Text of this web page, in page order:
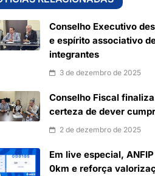
Conselho Executivo
e espírito associativo
integrantes
3 de dezembro de 2025
Conselho Fiscal
certeza de dever
2 de dezembro de 2025
Em live especial,
0km e reforça